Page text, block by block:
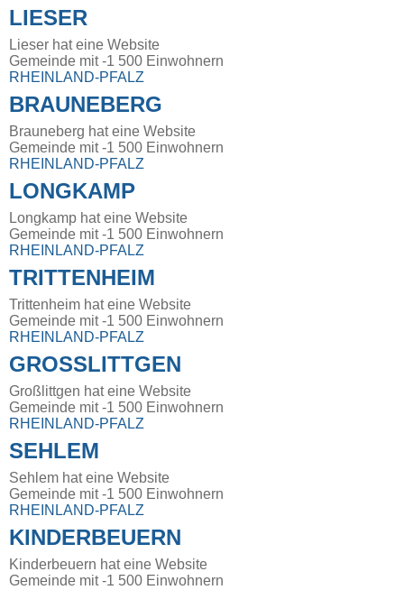
LIESER
Lieser hat eine Website
Gemeinde mit -1 500 Einwohnern
RHEINLAND-PFALZ
BRAUNEBERG
Brauneberg hat eine Website
Gemeinde mit -1 500 Einwohnern
RHEINLAND-PFALZ
LONGKAMP
Longkamp hat eine Website
Gemeinde mit -1 500 Einwohnern
RHEINLAND-PFALZ
TRITTENHEIM
Trittenheim hat eine Website
Gemeinde mit -1 500 Einwohnern
RHEINLAND-PFALZ
GROSSLITTGEN
Großlittgen hat eine Website
Gemeinde mit -1 500 Einwohnern
RHEINLAND-PFALZ
SEHLEM
Sehlem hat eine Website
Gemeinde mit -1 500 Einwohnern
RHEINLAND-PFALZ
KINDERBEUERN
Kinderbeuern hat eine Website
Gemeinde mit -1 500 Einwohnern